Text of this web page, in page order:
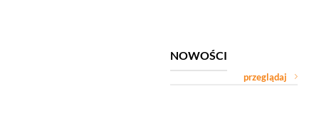
NOWOŚCI
przeglądaj